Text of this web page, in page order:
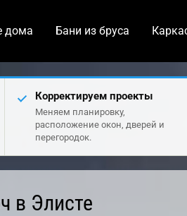
дома Бани из бруса
Корректируем проекты
Меняем планировку,
расположение окон, дверей и
перегородок.
в Элисте